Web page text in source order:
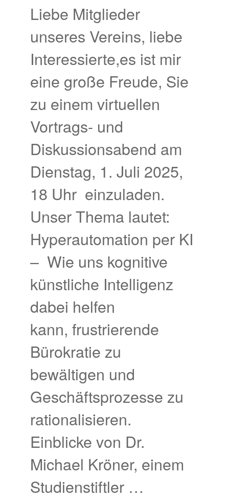
Liebe Mitglieder
unseres Vereins, liebe
Interessierte,es ist mir
eine große Freude, Sie
zu einem virtuellen
Vortrags- und
Diskussionsabend am
Dienstag, 1. Juli 2025,
18 Uhr einzuladen.
Unser Thema lautet:
Hyperautomation per KI
– Wie uns kognitive
künstliche Intelligenz
dabei helfen
kann, frustrierende
Bürokratie zu
bewältigen und
Geschäftsprozesse zu
rationalisieren.
Einblicke von Dr.
Michael Kröner, einem
Studienstiftler …